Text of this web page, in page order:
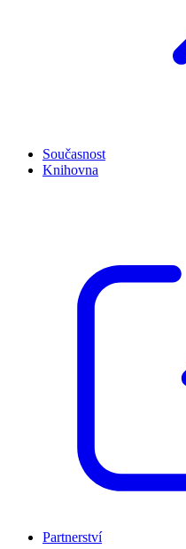
Současnost
Knihovna
Partnerství